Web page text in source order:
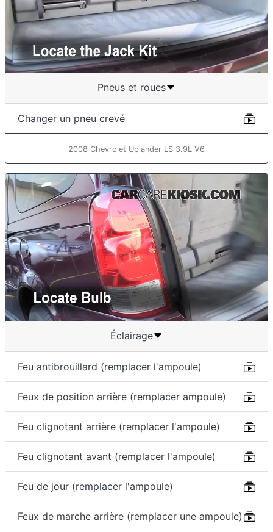
Pneus et roues
Changer un pneu crevé
2008 Chevrolet Uplander LS 3.9L V6
Éclairage
Feu antibrouillard (remplacer l'ampoule)
Feux de position arrière (remplacer ampoule)
Feu clignotant arrière (remplacer l'ampoule)
Feu clignotant avant (remplacer l'ampoule)
Feu de jour (remplacer l'ampoule)
Feux de marche arrière (remplacer une ampoule)